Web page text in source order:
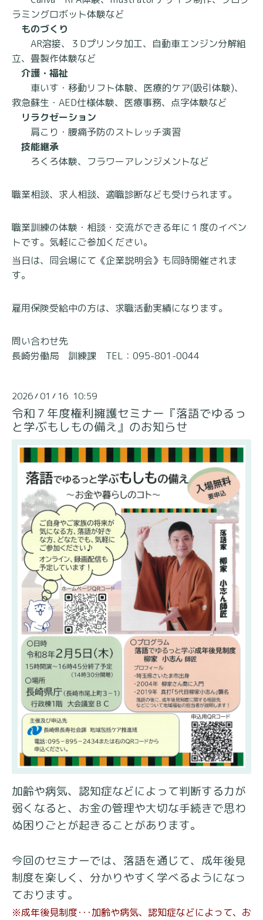
ラミングロボット体験など
ものづくり
AR溶接、３Dプリンタ加工、自動車エンジン分解組
立、畳製作体験など
介護・福祉
車いす・移動リフト体験、医療的ケア(吸引体験)、
救急蘇生・AED仕様体験、医療事務、点字体験など
リラクゼーション
肩こり・腰痛予防のストレッチ演習
技能継承
ろくろ体験、フラワーアレンジメントなど
職業相談、求人相談、適職診断なども受けられます。
職業訓練の体験・相談・交流ができる年に１度のイベン
トです。気軽にご参加ください。
当日は、同会場にて《企業説明会》も同時開催されま
す。
雇用保険受給中の方は、求職活動実績になります。
問い合わせ先
長崎労働局 訓練課 TEL：095-801-0044
2026/01 / 16 10:59
令和７年度権利擁護セミナー『落語でゆるっ
と学ぶもしもの備え』のお知らせ
加齢や病気、認知症などによって判断する力が
弱くなると、お金の管理や大切な手続きで思わ
ぬ困りごとが起きることがあります。
今回のセミナーでは、落語を通じて、成年後見
制度を楽しく、分かりやすく学べるようになっ
ております。
※成年後見制度･･･加齢や病気、認知症などによって、お